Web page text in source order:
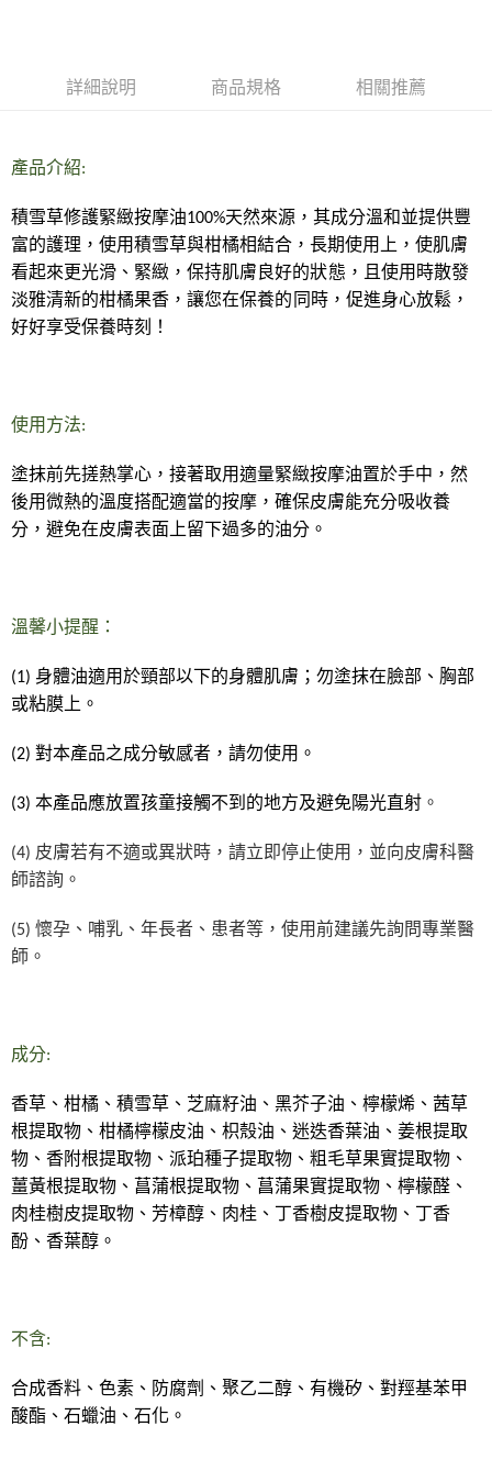
街口支付
Google Pay
ATM付款
運送方式
全家取貨付款
每筆NT$80，滿NT$999(含以上)免運費
每筆NT$80，滿NT$999(含以上)免運費
7-11純取貨 (先付款
每筆NT$100，滿NT$999(含以上)免運費
每筆NT$250，滿NT$3,000(含以上)免運費
免運費
詳細說明 商品規格 相關推薦
產品介紹:
積雪草修護緊緻按摩油100%天然來源，其成分溫和並提供豐
富的護理，使用積雪草與柑橘相結合，長期使用上，使肌膚
看起來更光滑、緊緻， 保持肌膚良好的狀態，且使用時散發
淡雅清新的柑橘果香， 讓您在保養的同時， 促進身心放鬆，
好好享受保養時刻！
使用方法:
塗抹前先搓熱掌心，接著取用適量緊緻按摩油置於手中，然
後用微熱的溫度搭配適當的按摩，確保皮膚能充分吸收養
分，避免在皮膚表面上留下過多的油分。
溫馨小提醒：
(1) 身體油適用於頸部以下的身體肌膚；勿塗抹在臉部、胸部
或粘膜上。
(2) 對本產品之成分敏感者，請勿使用。
(3) 本產品應放置孩童接觸不到的地方及避免陽光直射 。
(4) 皮膚若有不適或異狀時，請立即停止使用，並向皮膚科醫
師諮詢。
(5) 懷孕、哺乳、年長者、患者等，使用前建議先詢問專業醫
師。
成分:
香草、柑橘、積雪草、芝麻籽油、黑芥子油、檸檬烯、茜草
根提取物、柑橘檸檬皮油、枳殼油、迷迭香葉油、姜根提取
物、香附根提取物、派珀種子提取物、粗毛草果實提取物、
薑黃根提取物、菖蒲根提取物、菖蒲果實提取物、檸檬醛、
肉桂樹皮提取物、芳樟醇、肉桂、丁香樹皮提取物、丁香
酚、香葉醇。
不含:
合成香料、色素、防腐劑、聚乙二醇、有機矽、對羥基苯甲
酸酯、石蠟油、石化。